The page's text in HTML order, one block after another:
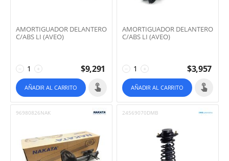
AMORTIGUADOR DELANTERO
C/ABS LI (AVEO)
+
− $9,291
AÑADIR AL CARRITO
AMORTIGUADOR DELANTERO
C/ABS LI (AVEO)
+
− $3,957
AÑADIR AL CARRITO
96980826NAK 24569070DMB